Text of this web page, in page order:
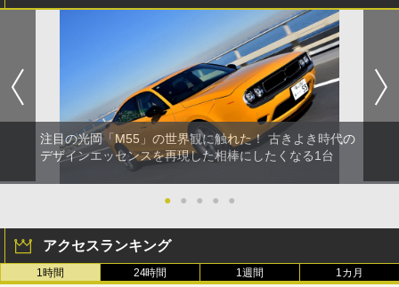
注目の光岡「M55」の世界観に触れた！ 古きよき時代の
デザインエッセンスを再現した相棒にしたくなる1台
● ● ● ● ●
アクセスランキング
1時間 24時間 1週間 1カ月